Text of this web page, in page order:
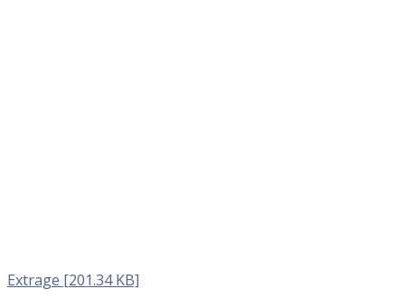
Extrage [201.34 KB]